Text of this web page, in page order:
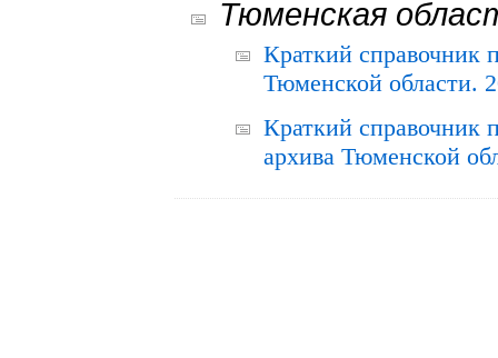
Тюменская
Краткий справочник
Тюменской области.
Краткий справочник
архива Тюменской